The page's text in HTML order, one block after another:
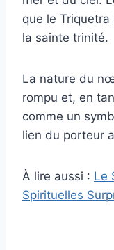
que le
la sainte trinité.
La nature du
rompu et, en
comme un
lien du porteur
À lire aussi : Le
Spirituelles